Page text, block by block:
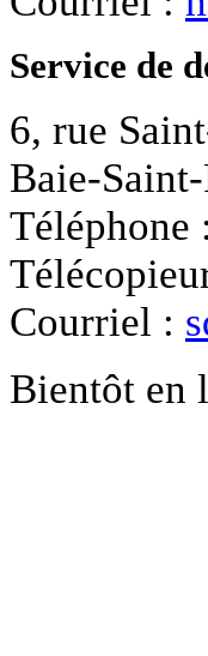
Service de
6, rue
Baie-
Téléphone
Courriel :
Bientôt en